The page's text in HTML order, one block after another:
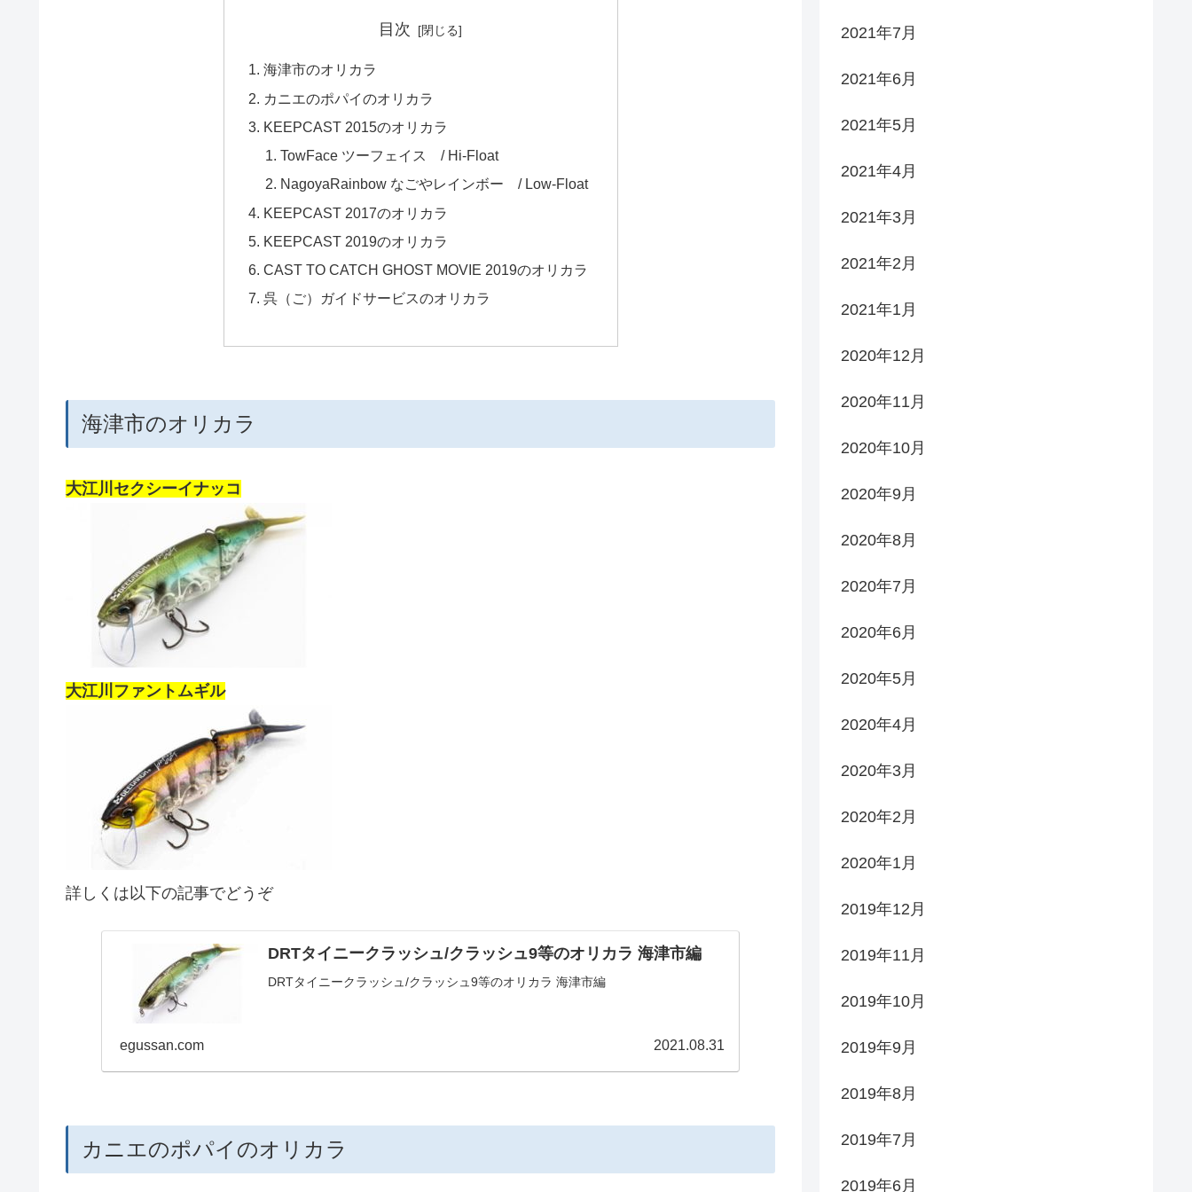
目次
海津市のオリカラ
カニエのポパイのオリカラ
KEEPCAST 2015のオリカラ
TowFace ツーフェイス / Hi-Float
NagoyaRainbow なごやレインボー / Low-Float
KEEPCAST 2017のオリカラ
KEEPCAST 2019のオリカラ
CAST TO CATCH GHOST MOVIE 2019のオリカラ
呉（ご）ガイドサービスのオリカラ
海津市のオリカラ
大江川セクシーイナッコ
大江川ファントムギル
詳しくは以下の記事でどうぞ
DRTタイニークラッシュ/クラッシュ9等のオリカラ 海津市編
DRTタイニークラッシュ/クラッシュ9等のオリカラ 海津市編
egussan.com 2021.08.31
カニエのポパイのオリカラ
2021年7月
2021年6月
2021年5月
2021年4月
2021年3月
2021年2月
2021年1月
2020年12月
2020年11月
2020年10月
2020年9月
2020年8月
2020年7月
2020年6月
2020年5月
2020年4月
2020年3月
2020年2月
2020年1月
2019年12月
2019年11月
2019年10月
2019年9月
2019年8月
2019年7月
2019年6月